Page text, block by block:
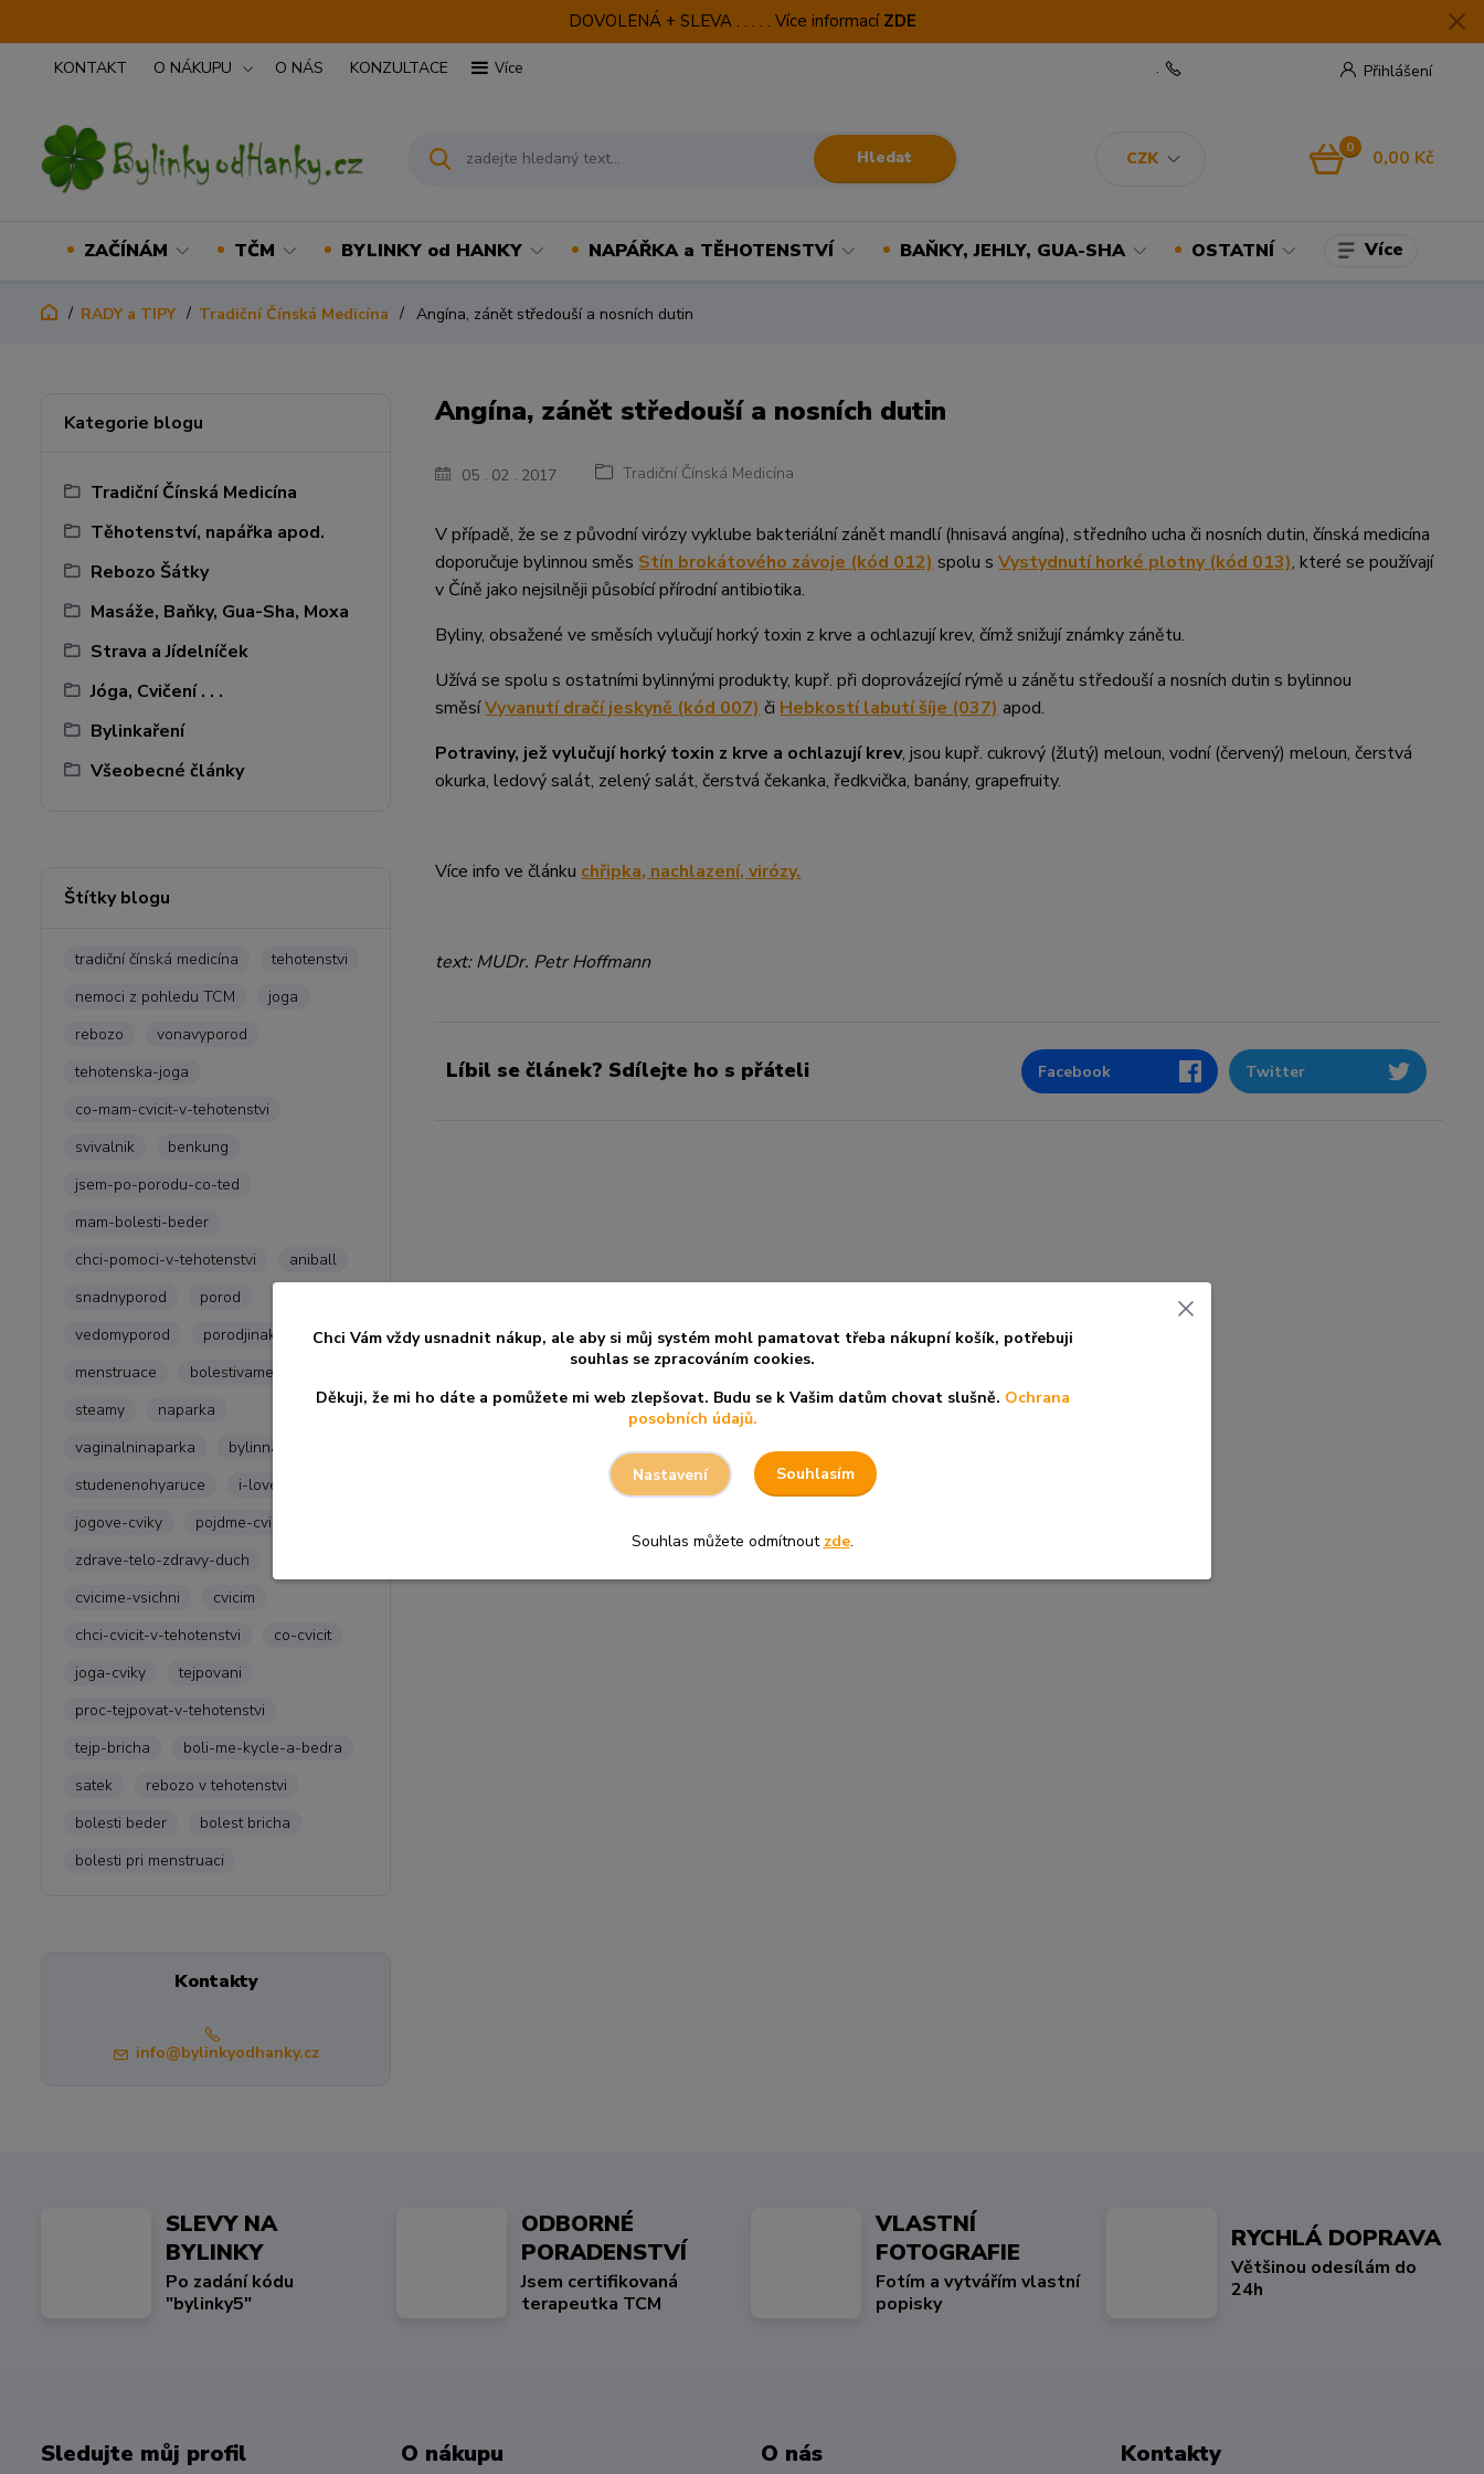
DOVOLENÁ + SLEVA . . . . . Více informací ZDE
KONTAKT O NÁKUPU O NÁS KONZULTACE Více
CZK
Přihlášení
Hledat
.
0 0,00 Kč
ZAČÍNÁM TČM BYLINKY od HANKY NAPÁŘKA a TĚHOTENSTVÍ BAŇKY, JEHLY, GUA-SHA OSTATNÍ Více
RADY a TIPY Tradiční Čínská Medicína Angína, zánět středouší a nosních dutin
Kategorie blogu
Tradiční Čínská Medicína
Těhotenství, napářka apod.
Rebozo Šátky
Masáže, Baňky, Gua-Sha, Moxa
Strava a Jídelníček
Jóga, Cvičení . . .
Bylinkaření
Všeobecné články
Štítky blogu
tradiční čínská medicína
tehotenstvi
nemoci z pohledu TCM
joga
rebozo
vonavyporod
tehotenska-joga
co-mam-cvicit-v-tehotenstvi
svivalnik
benkung
jsem-po-porodu-co-ted
mam-bolesti-beder
chci-pomoci-v-tehotenstvi
aniball
snadnyporod
porod
vedomyporod
porodjinak
menstruace
bolestivamenstruace
steamy
naparka
vaginalninaparka
bylinnanaparka
studenenohyaruce
i-love-joga
jogove-cviky
pojdme-cvicit
zdrave-telo-zdravy-duch
cvicime-vsichni
cvicim
chci-cvicit-v-tehotenstvi
co-cvicit
joga-cviky
tejpovani
proc-tejpovat-v-tehotenstvi
tejp-bricha
boli-me-kycle-a-bedra
satek
rebozo v tehotenstvi
bolesti beder
bolest bricha
bolesti pri menstruaci
Kontakty
info@bylinkyodhanky.cz
05 02 2017 Tradiční Čínská Medicína
Angína, zánět středouší a nosních dutin
V případě, že se z původní virózy vyklube bakteriální zánět mandlí (hnisavá angína), středního ucha či nosních dutin, čínská medicína
doporučuje bylinnou směs Stín brokátového závoje (kód 012) spolu sVystydnutí horké plotny (kód 013), které se používají
v Číně jako nejsilněji působící přírodní antibiotika.
Byliny, obsažené ve směsích vylučují horký toxin z krve a ochlazují krev, čímž snižují známky zánětu.
Užívá se spolu s ostatními bylinnými produkty, kupř. při doprovázející rýmě u zánětu středouší a nosních dutin s bylinnou
směsíVyvanutí dračí jeskyně (kód 007) či Hebkostí labutí šíje (037) apod.
Potraviny, jež vylučují horký toxin z krve a ochlazují krev, jsou kupř. cukrový (žlutý) meloun, vodní (červený) meloun, čerstvá
okurka, ledový salát, zelený salát, čerstvá čekanka, ředkvička, banány, grapefruity.
Více info ve článku chřipka, nachlazení, virózy.
text: MUDr. Petr Hoffmann
Líbil se článek? Sdílejte ho s přáteli Facebook Twitter
SLEVY NA
BYLINKY
Po zadání kódu
"bylinky5"
ODBORNÉ
PORADENSTVÍ
Jsem certifikovaná
terapeutka TCM
VLASTNÍ
FOTOGRAFIE
Fotím a vytvářím vlastní
popisky
RYCHLÁ DOPRAVA
Většinou odesílám do
24h
Sledujte můj profil O nákupu O nás Kontakty
Chci Vám vždy usnadnit nákup, ale aby si můj systém mohl pamatovat třeba nákupní košík, potřebuji
souhlas se zpracováním cookies.
Děkuji, že mi ho dáte a pomůžete mi web zlepšovat. Budu se k Vašim datům chovat slušně. Ochrana
posobních údajů.
Nastavení Souhlasím
Souhlas můžete odmítnout zde.